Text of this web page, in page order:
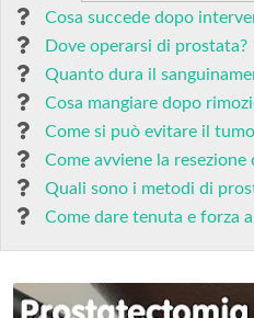
Cosa succede dopo
Dove operarsi di prostata?
Quanto dura il
Cosa mangiare dopo
Come si può evitare il
Come avviene la resezione
Quali sono i metodi di
Come dare tenuta e forza